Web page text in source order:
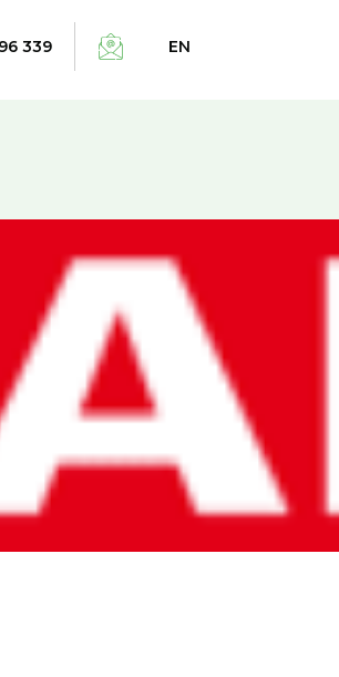
339 EN